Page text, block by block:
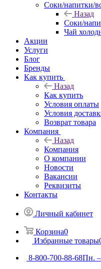
Соки/напитки/
Назад
Соки/
Чай
Акции
Услуги
Блог
Бренды
Как купить
Назад
Как купить
Условия оплаты
Условия
Возврат товара
Компания
Назад
Компания
О компании
Новости
Вакансии
Реквизиты
Контакты
Личный кабинет
Корзина0
Избранные товары
8-800-700-88-68Пн. –